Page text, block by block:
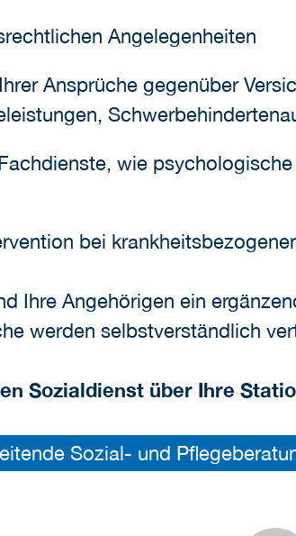
Angelegenheiten
Ansprüche gegenüber
wie
bei
Ihre Angehörigen ein
werden selbstverständlich
Sozialdienst über Ihre
Sozial- und